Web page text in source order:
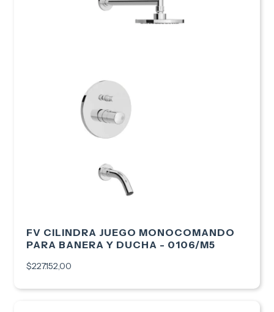
FV CILINDRA JUEGO MONOCOMANDO
PARA BANERA Y DUCHA - 0106/M5
$227.152,00